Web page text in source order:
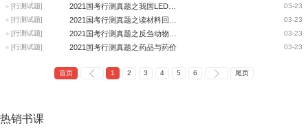
03-23
[行测试题]
03-23
[行测试题]
03-23
[行测试题]
03-23
[行测试题] 2021国考行测真题之药品与药价
首页 1 2 3 4 5 6 尾页
热销书课